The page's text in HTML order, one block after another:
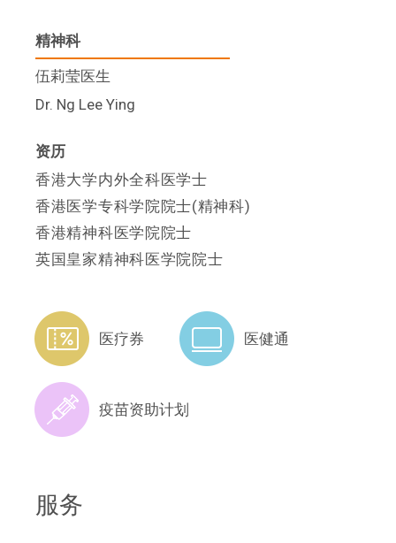
精神科
伍莉莹医生
Dr. Ng Lee Ying
资历
香港大学内外全科医学士
香港医学专科学院院士(精神科)
香港精神科医学院院士
英国皇家精神科医学院院士
医疗券 医健通
疫苗资助计划
服务